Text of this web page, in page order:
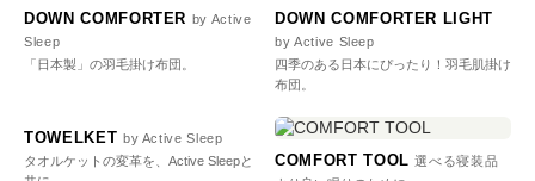
DOWN COMFORTER by Active
Sleep
「日本製」の羽毛掛け布団。
DOWN COMFORTER LIGHT
by Active Sleep
四季のある日本にぴったり！羽毛肌掛け
布団。
TOWELKET by Active Sleep
タオルケットの変革を、Active Sleepと
COMFORT TOOL選べる寝装品